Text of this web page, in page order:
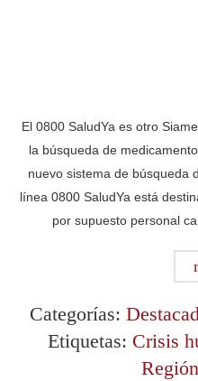
El 0800 SaludYa es otro
la búsqueda de
nuevo sistema de búsqueda
línea 0800 SaludYa está
por supuesto personal
Categorías:
Etiquetas: Crisis